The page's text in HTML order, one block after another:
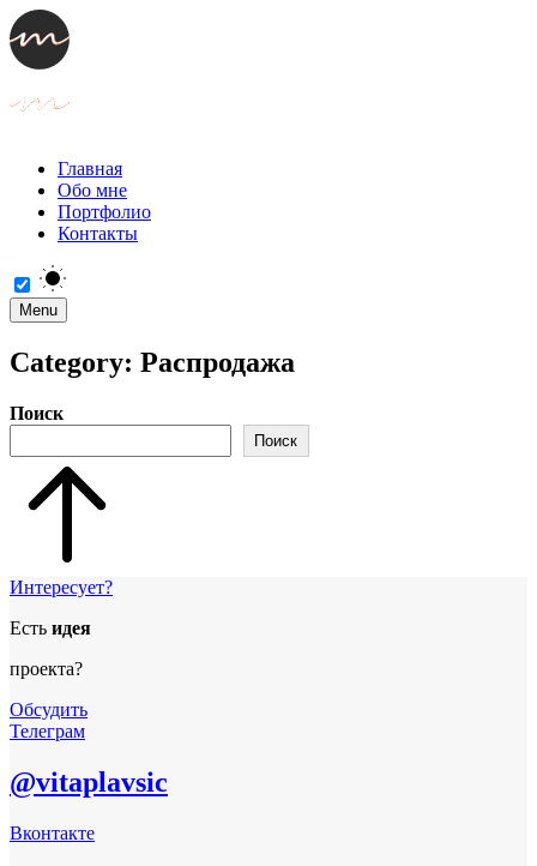
Главная
Обо мне
Портфолио
Контакты
Menu
Category: Распродажа
Поиск
Поиск
Интересует?
Есть идея
проекта?
Обсудить
Телеграм
@vitaplavsic
Вконтакте